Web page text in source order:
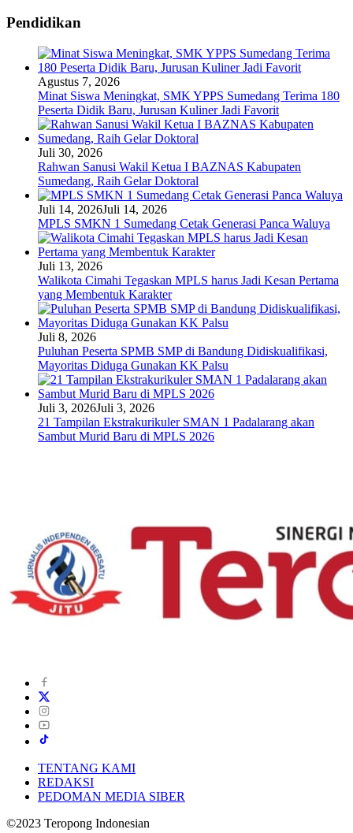
Pendidikan
Agustus 7, 2026
Minat Siswa Meningkat, SMK YPPS Sumedang Terima 180
Peserta Didik Baru, Jurusan Kuliner Jadi Favorit
Juli 30, 2026
Rahwan Sanusi Wakil Ketua I BAZNAS Kabupaten
Sumedang, Raih Gelar Doktoral
Juli 14, 2026Juli 14, 2026
MPLS SMKN 1 Sumedang Cetak Generasi Panca Waluya
Juli 13, 2026
Walikota Cimahi Tegaskan MPLS harus Jadi Kesan Pertama
yang Membentuk Karakter
Juli 8, 2026
Puluhan Peserta SPMB SMP di Bandung Didiskualifikasi,
Mayoritas Diduga Gunakan KK Palsu
Juli 3, 2026Juli 3, 2026
21 Tampilan Ekstrakurikuler SMAN 1 Padalarang akan
Sambut Murid Baru di MPLS 2026
TENTANG KAMI
REDAKSI
PEDOMAN MEDIA SIBER
©2023 Teropong Indonesian